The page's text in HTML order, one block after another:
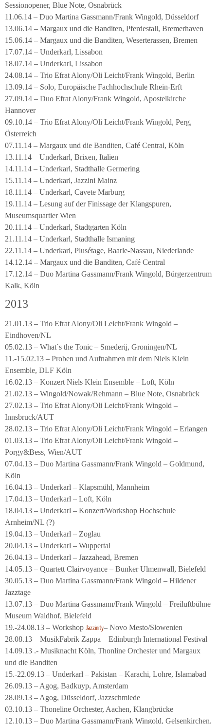
Sessionopener, Blue Note, Osnabrück
11.06.14 – Duo Martina Gassmann/Frank Wingold, Düsseldorf
13.06.14 – Margaux und die Banditen, Pferdestall, Bremerhaven
15.06.14 – Margaux und die Banditen, Weserterassen, Bremen
17.07.14 – Underkarl, Lissabon
18.07.14 – Underkarl, Lissabon
24.08.14 – Trio Efrat Alony/Oli Leicht/Frank Wingold, Berlin
13.09.14 – Solo, Europäische Fachhochschule Rhein-Erft
27.09.14 – Duo Efrat Alony/Frank Wingold, Apostelkirche
Hannover
09.10.14 – Trio Efrat Alony/Oli Leicht/Frank Wingold, Perg,
Österreich
07.11.14 – Margaux und die Banditen, Café Central, Köln
13.11.14 – Underkarl, Brixen, Italien
14.11.14 – Underkarl, Stadthalle Germering
15.11.14 – Underkarl, Jazzini Mainz
18.11.14 – Underkarl, Cavete Marburg
19.11.14 – Lesung auf der Finissage der Klangspuren,
Museumsquartier Wien
20.11.14 – Underkarl, Stadtgarten Köln
21.11.14 – Underkarl, Stadthalle Ismaning
22.11.14 – Underkarl, Plusétage, Baarle-Nassau, Niederlande
14.12.14 – Margaux und die Banditen, Café Central
17.12.14 – Duo Martina Gassmann/Frank Wingold, Bürgerzentrum
Kalk, Köln
2013
21.01.13 – Trio Efrat Alony/Oli Leicht/Frank Wingold –
Eindhoven/NL
05.02.13 – What´s the Tonic – Smederij, Groningen/NL
11.-15.02.13 – Proben und Aufnahmen mit dem Niels Klein
Ensemble, DLF Köln
16.02.13 – Konzert Niels Klein Ensemble – Loft, Köln
21.02.13 – Wingold/Nowak/Rehmann – Blue Note, Osnabrück
27.02.13 – Trio Efrat Alony/Oli Leicht/Frank Wingold –
Innsbruck/AUT
28.02.13 – Trio Efrat Alony/Oli Leicht/Frank Wingold – Erlangen
01.03.13 – Trio Efrat Alony/Oli Leicht/Frank Wingold –
Porgy&Bess, Wien/AUT
07.04.13 – Duo Martina Gassmann/Frank Wingold – Goldmund,
Köln
16.04.13 – Underkarl – Klapsmühl, Mannheim
17.04.13 – Underkarl – Loft, Köln
18.04.13 – Underkarl – Konzert/Workshop Hochschule
Arnheim/NL (?)
19.04.13 – Underkarl – Zoglau
20.04.13 – Underkarl – Wuppertal
26.04.13 – Underkarl – Jazzahead, Bremen
14.05.13 – Quartett Clairvoyance – Bunker Ulmenwall, Bielefeld
30.05.13 – Duo Martina Gassmann/Frank Wingold – Hildener
Jazztage
13.07.13 – Duo Martina Gassmann/Frank Wingold – Freiluftbühne
Museum Waldhof, Bielefeld
19.-24.08.13 – Workshop Jazzinity– Novo Mesto/Slowenien
28.08.13 – MusikFabrik Zappa – Edinburgh International Festival
14.09.13 .- Musiknacht Köln, Thonline Orchester und Margaux
und die Banditen
15.-22.09.13 – Underkarl – Pakistan – Karachi, Lohre, Islamabad
26.09.13 – Agog, Badkuyp, Amsterdam
28.09.13 – Agog, Düsseldorf, Jazzschmiede
03.10.13 – Thoneline Orchester, Aachen, Klangbrücke
12.10.13 – Duo Martina Gassmann/Frank Wingold, Gelsenkirchen,